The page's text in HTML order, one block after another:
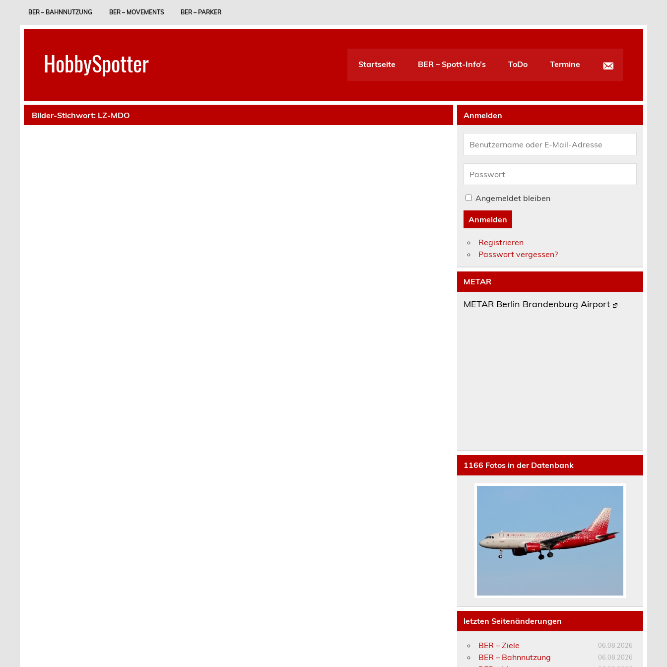
BER – BAHNNUTZUNG BER – MOVEMENTS BER – PARKER
HobbySpotter Startseite BER – Spott-Info’s ToDo Termine
Bilder-Stichwort: LZ-MDO Anmelden
Angemeldet bleiben
Anmelden
Registrieren
Passwort vergessen?
METAR
METAR Berlin Brandenburg Airport
1166 Fotos in der Datenbank
letzten Seitenänderungen
BER – Ziele 06.08.2026
BER – Bahnnutzung 06.08.2026